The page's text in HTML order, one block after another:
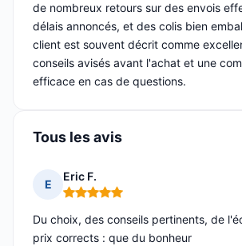
de nombreux retours sur des envois
délais annoncés, et des colis bien
client est souvent décrit comme
conseils avisés avant l'achat et une
efficace en cas de questions.
Tous les avis
E
Eric F.
Note : 5 sur 5
Du choix, des conseils pertinents, de
prix corrects : que du bonheur